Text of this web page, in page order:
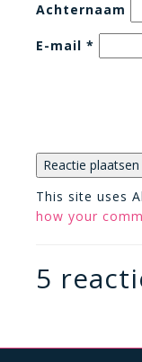
Achternaam
E-mail *
This site uses
how your
5